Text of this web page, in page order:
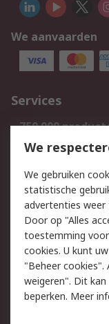
We aanvaarden
Services
750.000
Bestellen
Track & Trace
Wettelijk
Cookiebeleid
Privacybeleid
Algemene
We
We gebruiken
statistische
advertenties weer
Door op "Alles
toestemming
cookies. U kunt
"Beheer cookies".
weigeren". Dit
beperken. Meer